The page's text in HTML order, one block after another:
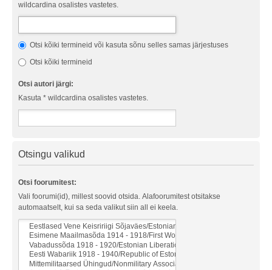
wildcardina osalistes vastetes.
Otsi kõiki termineid või kasuta sõnu selles samas järjestuses
Otsi kõiki termineid
Otsi autori järgi:
Kasuta * wildcardina osalistes vastetes.
Otsingu valikud
Otsi foorumitest:
Vali foorumi(id), millest soovid otsida. Alafoorumitest otsitakse
automaatselt, kui sa seda valikut siin all ei keela.